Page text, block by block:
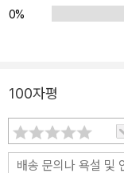
수 있습니다. [일본어 학습을 도와주는 해커스만의 추가 학습 콘텐츠
- 해커스일본어
습용 MP3 ② 워크북
단어 익히기(PDF) [일본어 교육 1위] 한경비즈니스 선정 2020 한국
브랜드선호도 교육(온
0%
100자평